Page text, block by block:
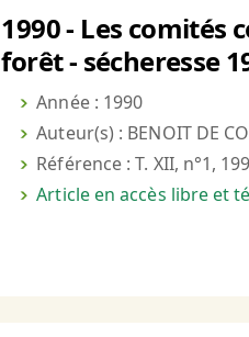
1990 - Les comités
forêt - sécheresse
Année : 1990
Auteur(s) : BENOIT DE
Référence : T. XII, n°1,
Article en accès libre et